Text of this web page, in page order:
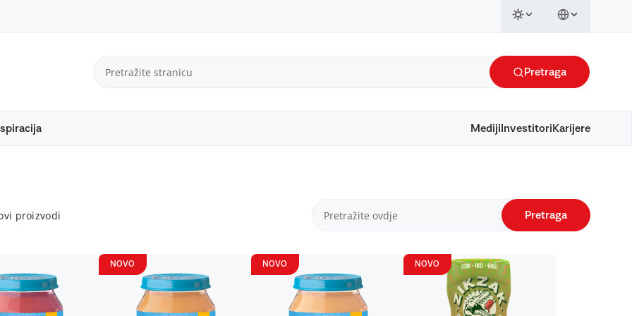
Pretraga
Mediji Investitori Karijere
proizvodi Pretraga
NOVO NOVO NOVO